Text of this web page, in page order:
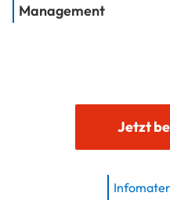
Management
Jetzt